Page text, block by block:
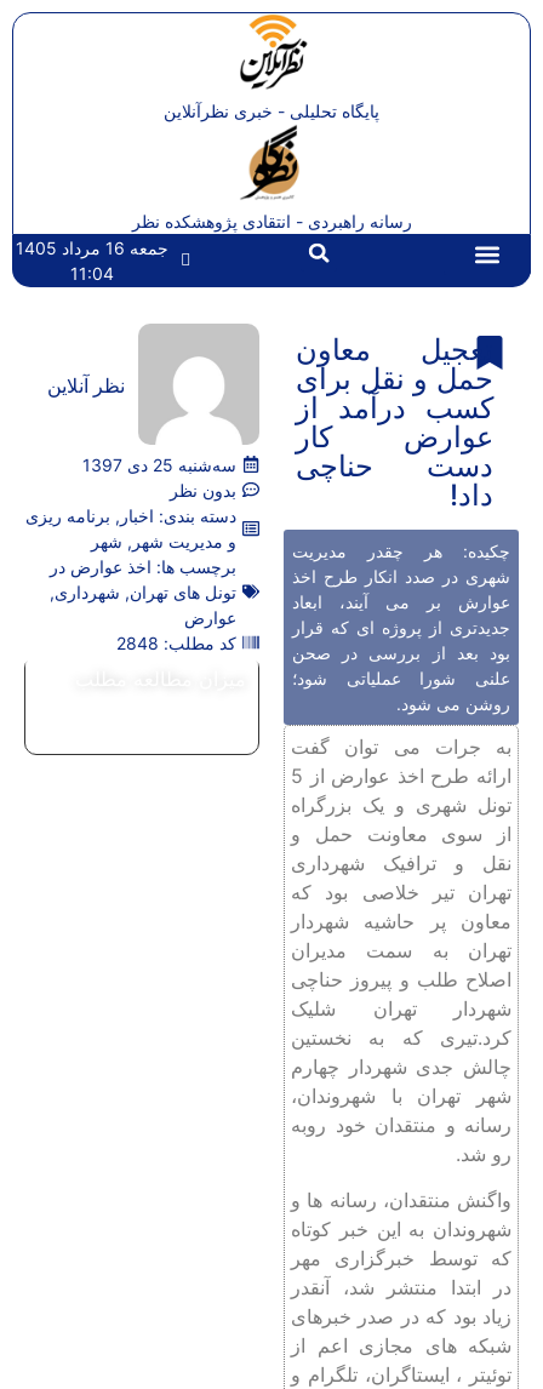
پایگاه تحلیلی - خبری نظرآنلاین
رسانه راهبردی - انتقادی پژوهشکده نظر
جمعه 16 مرداد 1405
11:04
تعجیل معاون
حمل و نقل برای
کسب درآمد از
عوارض کار
دست حناچی
داد!
چکیده: هر چقدر مدیریت
شهری در صدد انکار طرح اخذ
عوارش بر می آیند، ابعاد
جدیدتری از پروژه ای که قرار
بود بعد از بررسی در صحن
علنی شورا عملیاتی شود؛
روشن می شود.
به جرات می توان گفت
ارائه طرح اخذ عوارض از 5
تونل شهری و یک بزرگراه
از سوی معاونت حمل و
نقل و ترافیک شهرداری
تهران تیر خلاصی بود که
معاون پر حاشیه شهردار
تهران به سمت مدیران
اصلاح طلب و پیروز حناچی
شهردار تهران شلیک
کرد.تیری که به نخستین
چالش جدی شهردار چهارم
شهر تهران با شهروندان،
رسانه و منتقدان خود روبه
رو شد.
واگنش منتقدان، رسانه ها و
شهروندان به این خبر کوتاه
که توسط خبرگزاری مهر
در ابتدا منتشر شد، آنقدر
زیاد بود که در صدر خبرهای
شبکه های مجازی اعم از
توئیتر ، ایستاگران، تلگرام و
نظر آنلاین
سه‌شنبه 25 دی 1397
بدون نظر
دسته بندی: اخبار , برنامه ریزی
و مدیریت شهر , شهر
برچسب ها: اخذ عوارض در
تونل های تهران, شهرداری,
عوارض
کد مطلب: 2848